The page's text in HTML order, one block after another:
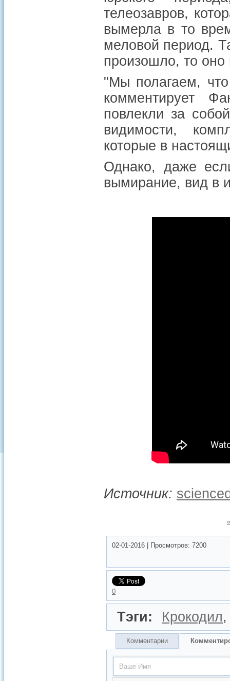
телеозавров,
вымерла в то
меловой период.
произошло, то оно
"Мы полагаем, что
комментирует
повлекли за
видимости,
которые в
Однако, даже
вымирание, вид в
Источник:
02-01-2016 Просмотров: 7200
0
Тэги: Крокодил
Комментарии